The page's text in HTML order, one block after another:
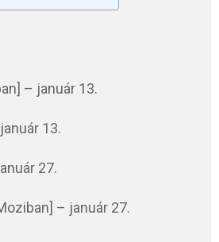
– január 13.
13.
27.
– január 27.